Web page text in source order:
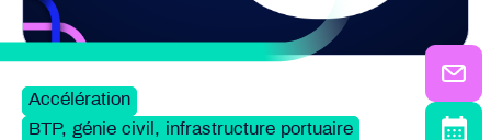
Accélération
BTP, génie civil, infrastructure portuaire